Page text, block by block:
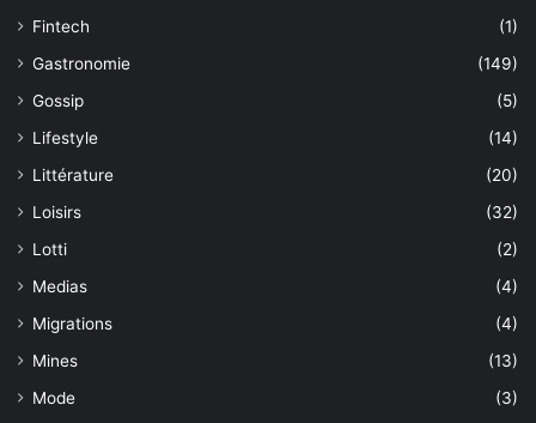
Fintech
(1)
Gastronomie
(149)
Gossip
(5)
Lifestyle
(14)
Littérature
(20)
Loisirs
(32)
Lotti
(2)
Medias
(4)
Migrations
(4)
Mines
(13)
Mode
(3)